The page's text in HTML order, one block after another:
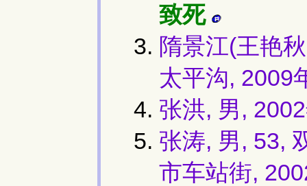
致死
隋景江(王艳
太平沟, 2009
张洪, 男,
张涛, 男, 53,
市车站街,